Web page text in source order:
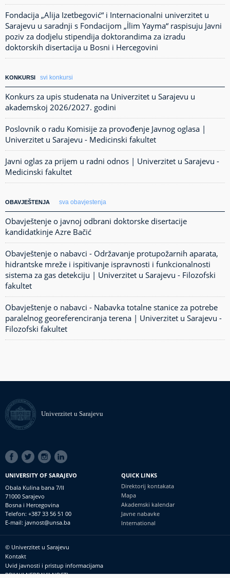
Fondacija „Alija Izetbegović“ i Internacionalni univerzitet u
Sarajevu u saradnji s Fondacijom „İlim Yayma“ raspisuju Javni
poziv za dodjelu stipendija doktorandima za izradu
doktorskih disertacija u Bosni i Hercegovini
KONKURSI svi konkursi
Konkurs za upis studenata na Univerzitet u Sarajevu u
akademskoj 2026/2027. godini
Poslovnik o radu Komisije za provođenje Javnog oglasa |
Univerzitet u Sarajevu - Medicinski fakultet
Javni oglas za prijem u radni odnos | Univerzitet u Sarajevu -
Medicinski fakultet
OBAVJEŠTENJA sva obavjestenja
Obavještenje o javnoj odbrani doktorske disertacije
kandidatkinje Azre Bačić
Obavještenje o nabavci - Održavanje protupožarnih aparata,
hidrantske mreže i ispitivanje ispravnosti i funkcionalnosti
sistema za gas detekciju | Univerzitet u Sarajevu - Filozofski
fakultet
Obavještenje o nabavci - Nabavka totalne stanice za potrebe
paralelnog georeferenciranja terena | Univerzitet u Sarajevu -
Filozofski fakultet
Univerzitet u Sarajevu
SOCIAL
LINKS
UNIVERSITY OF SARAJEVO
Obala Kulina bana 7/II
71000 Sarajevo
Bosna i Hercegovina
Telefon: +387 33 56 51 00
E-mail: javnost@unsa.ba
QUICK LINKS
Direktorij kontakata
Mapa
Akademski kalendar
Javne nabavke
International
Footer
meni
© Univerzitet u Sarajevu
Kontakt
Uvid javnosti i pristup informacijama
PRIJAVI NEPRAVILNOSTI